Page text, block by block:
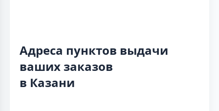
Адреса пунктов выдачи
ваших заказов
в Казани